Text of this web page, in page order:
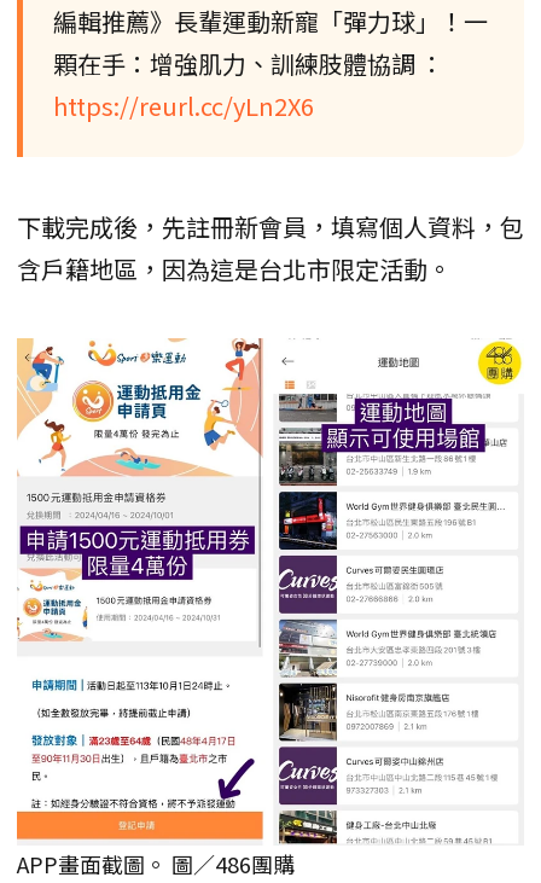
編輯推薦》長輩運動新寵「彈力球」！一
顆在手：增強肌力、訓練肢體協調 ：
https://reurl.cc/yLn2X6
下載完成後，先註冊新會員，填寫個人資料，包
含戶籍地區，因為這是台北市限定活動。
APP畫面截圖。 圖／486團購